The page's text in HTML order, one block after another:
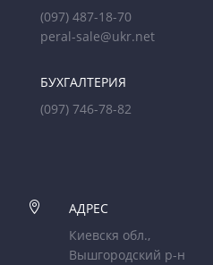
(097) 487-18-70
peral-sale@ukr.net
БУХГАЛТЕРИЯ
(097) 746-78-82

АДРЕС
Киевскя обл.,
Вышгородский р-н